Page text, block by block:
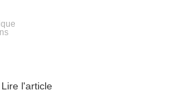
Lire l'article